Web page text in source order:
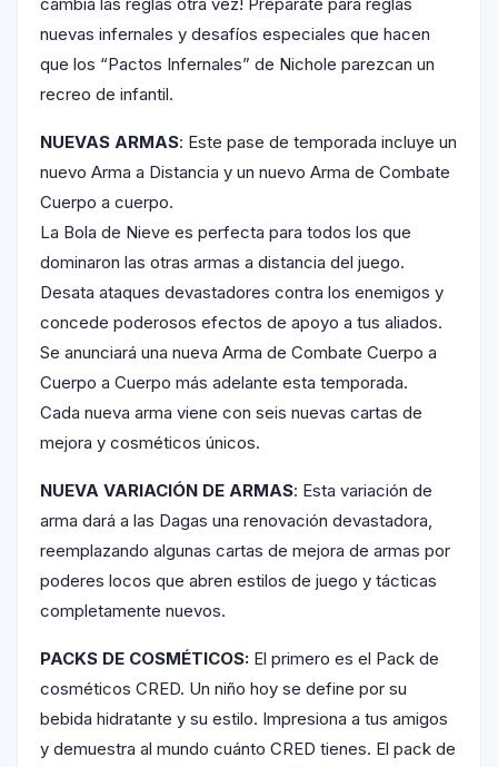
nuevas infernales y desafíos especiales que hacen
que los “Pactos Infernales” de Nichole parezcan un
recreo de infantil.
NUEVAS ARMAS: Este pase de temporada incluye un
nuevo Arma a Distancia y un nuevo Arma de Combate
Cuerpo a cuerpo.
La Bola de Nieve es perfecta para todos los que
dominaron las otras armas a distancia del juego.
Desata ataques devastadores contra los enemigos y
concede poderosos efectos de apoyo a tus aliados.
Se anunciará una nueva Arma de Combate Cuerpo a
Cuerpo a Cuerpo más adelante esta temporada.
Cada nueva arma viene con seis nuevas cartas de
mejora y cosméticos únicos.
NUEVA VARIACIÓN DE ARMAS: Esta variación de
arma dará a las Dagas una renovación devastadora,
reemplazando algunas cartas de mejora de armas por
poderes locos que abren estilos de juego y tácticas
completamente nuevos.
PACKS DE COSMÉTICOS: El primero es el Pack de
cosméticos CRED. Un niño hoy se define por su
bebida hidratante y su estilo. Impresiona a tus amigos
y demuestra al mundo cuánto CRED tienes. El pack de